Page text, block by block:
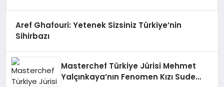
Aref Ghafouri: Yetenek Sizsiniz Türkiye’nin
Sihirbazı
Masterchef Türkiye Jürisi Mehmet
Yalçınkaya’nın Fenomen Kızı Sude